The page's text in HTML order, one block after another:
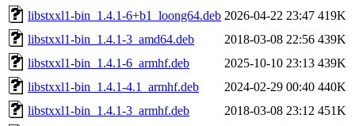
libstxxl1-bin_1.4.1-6+b1_loong64.deb 2026-04-22 23:47 419K
libstxxl1-bin_1.4.1-3_amd64.deb
2018-03-08 22:56 439K
libstxxl1-bin_1.4.1-6_armhf.deb
2025-10-10 23:13 439K
libstxxl1-bin_1.4.1-4.1_armhf.deb
2024-02-29 00:40 440K
libstxxl1-bin_1.4.1-3_armhf.deb
2018-03-08 23:12 451K